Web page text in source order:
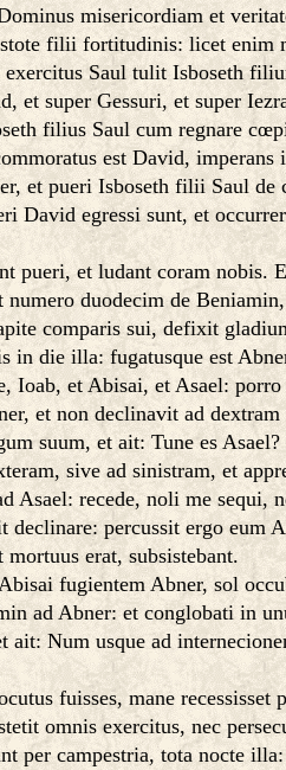
misericordiam et
filii fortitudinis: licet enim
Saul tulit Isboseth
et super Gessuri, et super
filius Saul cum regnare
est David, imperans
et pueri Isboseth filii Saul de
egressi sunt, et
pueri, et ludant coram nobis.
duodecim de
comparis sui, defixit
in die illa: fugatusque est
et Abisai, et Asael:
et non declinavit ad
suum, et ait: Tune es
sive ad sinistram, et
Asael: recede, noli me sequi,
percussit ergo eum
erat, subsistebant.
fugientem Abner, sol
ad Abner: et conglobati in
Num usque ad
fuisses, mane recessisset
omnis exercitus, nec
per campestria, tota nocte